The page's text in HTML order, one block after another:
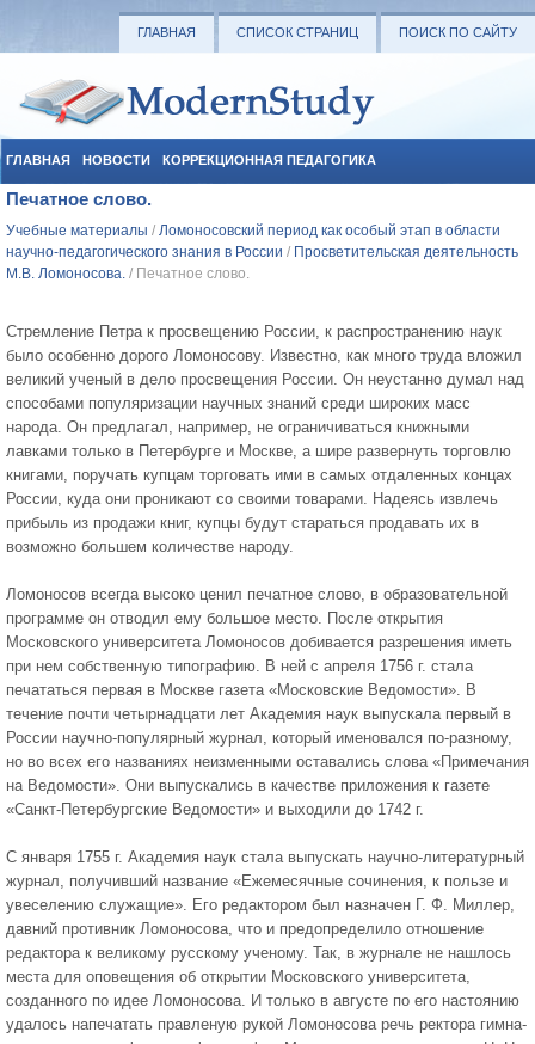
ГЛАВНАЯ СПИСОК СТРАНИЦ ПОИСК ПО САЙТУ
ГЛАВНАЯ НОВОСТИ КОРРЕКЦИОННАЯ ПЕДАГОГИКА
СОЦИАЛЬНАЯ ПЕДАГОГИКА
Печатное слово.
Учебные материалы / Ломоносовский период как особый этап в области
научно-педагогического знания в России / Просветительская деятельность
М.В. Ломоносова. / Печатное слово.
Стремление Петра к просвещению России, к распространению наук
было особенно дорого Ломоносову. Из­вестно, как много труда вложил
великий ученый в дело просвещения России. Он неустанно думал над
способами популяризации научных знаний среди широких масс
народа. Он предлагал, например, не ограничиваться книжными
лавками только в Петербурге и Москве, а шире развернуть торговлю
книгами, поручать купцам торговать ими в самых отдаленных концах
России, куда они проникают со своими товарами. Надеясь извлечь
прибыль из продажи книг, купцы будут стараться продавать их в
возможно большем количестве народу.
Ломоносов всегда высоко ценил печатное слово, в образовательной
программе он отводил ему большое место. После откры­тия
Московского университета Ломоносов добивается разрешения иметь
при нем собственную типографию. В ней с апреля 1756 г. стала
печататься первая в Москве газета «Московские Ведомости». В
течение почти четырнадцати лет Академия наук выпускала первый в
России научно-популярный журнал, который именовался по-разному,
но во всех его названиях неизменными оставались сло­ва «Примечания
на Ведомости». Они выпускались в качестве прило­жения к газете
«Санкт-Петербургские Ведомости» и выходили до 1742 г.
С января 1755 г. Ака­демия наук стала выпускать научно-литературный
журнал, полу­чивший название «Ежемесячные сочинения, к пользе и
увеселению служащие». Его редактором был назначен Г. Ф. Миллер,
давний противник Ломоносова, что и предопределило отношение
редактора к великому русскому ученому. Так, в журнале не нашлось
места для оповещения об открытии Московского университета,
создан­ного по идее Ломоносова. И только в августе по его настоянию
уда­лось напечатать правленую рукой Ломоносова речь ректора гимна­